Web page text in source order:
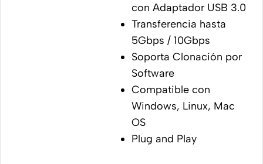
con Adaptador USB 3.0
Transferencia hasta
5Gbps / 10Gbps
Soporta Clonación por
Software
Compatible con
Windows, Linux, Mac
OS
Plug and Play